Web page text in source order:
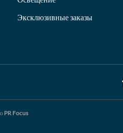
Эксклюзивные заказы
PR Focus